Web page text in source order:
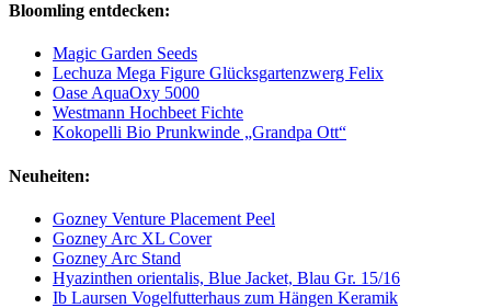
Bloomling entdecken:
Magic Garden Seeds
Lechuza Mega Figure Glücksgartenzwerg Felix
Oase AquaOxy 5000
Westmann Hochbeet Fichte
Kokopelli Bio Prunkwinde „Grandpa Ott“
Neuheiten:
Gozney Venture Placement Peel
Gozney Arc XL Cover
Gozney Arc Stand
Hyazinthen orientalis, Blue Jacket, Blau Gr. 15/16
Ib Laursen Vogelfutterhaus zum Hängen Keramik